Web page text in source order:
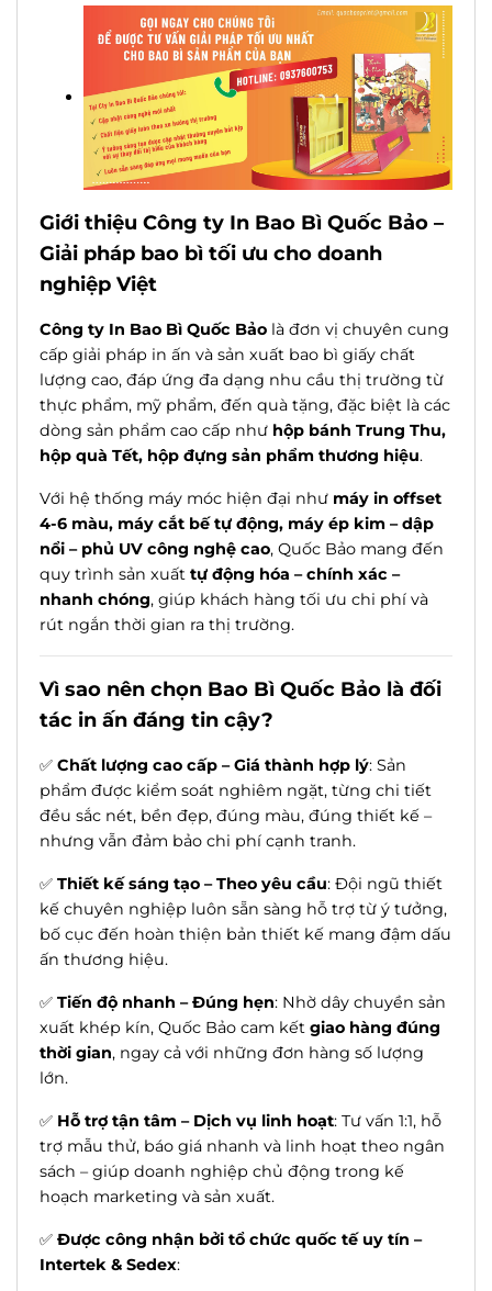
Giới thiệu Công ty In Bao Bì Quốc Bảo –
Giải pháp bao bì tối ưu cho doanh
nghiệp Việt
Công ty In Bao Bì Quốc Bảo là đơn vị chuyên cung
cấp giải pháp in ấn và sản xuất bao bì giấy chất
lượng cao, đáp ứng đa dạng nhu cầu thị trường từ
thực phẩm, mỹ phẩm, đến quà tặng, đặc biệt là các
dòng sản phẩm cao cấp như hộp bánh Trung Thu,
hộp quà Tết, hộp đựng sản phẩm thương hiệu.
Với hệ thống máy móc hiện đại như máy in offset
4-6 màu, máy cắt bế tự động, máy ép kim – dập
nổi – phủ UV công nghệ cao, Quốc Bảo mang đến
quy trình sản xuất tự động hóa – chính xác –
nhanh chóng, giúp khách hàng tối ưu chi phí và
rút ngắn thời gian ra thị trường.
Vì sao nên chọn Bao Bì Quốc Bảo là đối
tác in ấn đáng tin cậy?
✅ Chất lượng cao cấp – Giá thành hợp lý: Sản
phẩm được kiểm soát nghiêm ngặt, từng chi tiết
đều sắc nét, bền đẹp, đúng màu, đúng thiết kế –
nhưng vẫn đảm bảo chi phí cạnh tranh.
✅ Thiết kế sáng tạo – Theo yêu cầu: Đội ngũ thiết
kế chuyên nghiệp luôn sẵn sàng hỗ trợ từ ý tưởng,
bố cục đến hoàn thiện bản thiết kế mang đậm dấu
ấn thương hiệu.
✅ Tiến độ nhanh – Đúng hẹn: Nhờ dây chuyền sản
xuất khép kín, Quốc Bảo cam kết giao hàng đúng
thời gian, ngay cả với những đơn hàng số lượng
lớn.
✅ Hỗ trợ tận tâm – Dịch vụ linh hoạt: Tư vấn 1:1, hỗ
trợ mẫu thử, báo giá nhanh và linh hoạt theo ngân
sách – giúp doanh nghiệp chủ động trong kế
hoạch marketing và sản xuất.
✅ Được công nhận bởi tổ chức quốc tế uy tín –
Intertek & Sedex: